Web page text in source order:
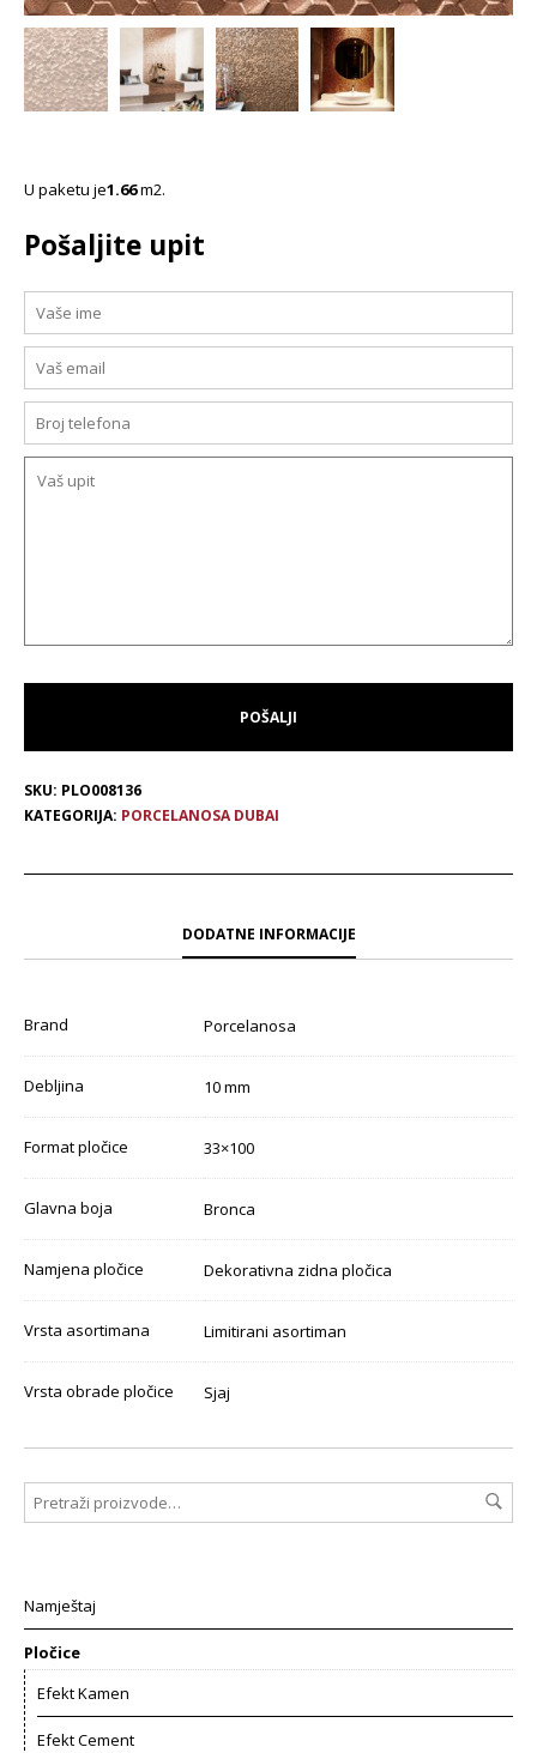
U paketu je1.66m2.
Pošaljite upit
SKU: PLO008136
KATEGORIJA: PORCELANOSA DUBAI
DODATNE INFORMACIJE
Brand Porcelanosa
Debljina 10 mm
Format pločice 33×100
Glavna boja Bronca
Namjena pločice Dekorativna zidna pločica
Vrsta asortimana Limitirani asortiman
Vrsta obrade pločice Sjaj
Namještaj
Pločice
Efekt Kamen
Efekt Cement